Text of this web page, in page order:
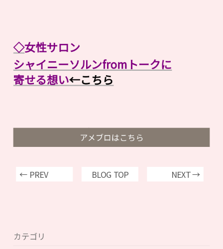
◇女性サロン
シャイニーソルンfromトークに
寄せる想い←こちら
アメブロはこちら
← PREV BLOG TOP NEXT →
カテゴリ